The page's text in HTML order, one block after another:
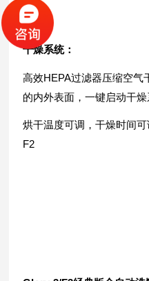
干燥系统：
高效HEPA过滤器压缩空气
的内外表面，一键启动干燥
烘干温度可调，干燥时间
F2